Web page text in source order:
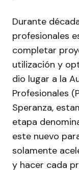
Durante
profesionales
completar
utilización y
dio lugar a la
Profesionales
Speranza,
etapa
este nuevo
solamente
y hacer cada